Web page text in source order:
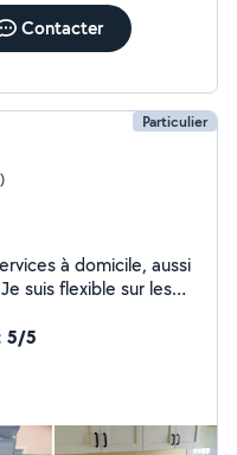
Contacter
Particulier
à domicile, aussi
suis flexible sur les
contacter pour
5/5